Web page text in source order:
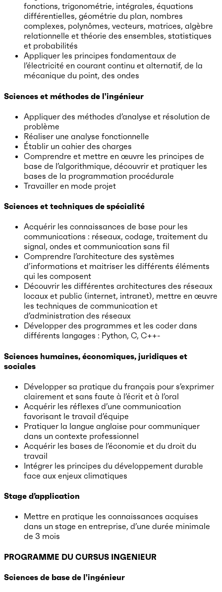
fonctions, trigonométrie, intégrales, équations
différentielles, géométrie du plan, nombres
complexes, polynômes, vecteurs, matrices, algèbre
relationnelle et théorie des ensembles, statistiques
et probabilités
Appliquer les principes fondamentaux de
l’électricité en courant continu et alternatif, de la
mécanique du point, des ondes
Sciences et méthodes de l'ingénieur
Appliquer des méthodes d’analyse et résolution de
problème
Réaliser une analyse fonctionnelle
Établir un cahier des charges
Comprendre et mettre en œuvre les principes de
base de l’algorithmique, découvrir et pratiquer les
bases de la programmation procédurale
Travailler en mode projet
Sciences et techniques de spécialité
Acquérir les connaissances de base pour les
communications : réseaux, codage, traitement du
signal, ondes et communication sans fil
Comprendre l’architecture des systèmes
d’informations et maitriser les différents éléments
qui les composent
Découvrir les différentes architectures des réseaux
locaux et public (internet, intranet), mettre en œuvre
les techniques de communication et
d’administration des réseaux
Développer des programmes et les coder dans
différents langages : Python, C, C++-
Sciences humaines, économiques, juridiques et
sociales
Développer sa pratique du français pour s’exprimer
clairement et sans faute à l’écrit et à l’oral
Acquérir les réflexes d’une communication
favorisant le travail d’équipe
Pratiquer la langue anglaise pour communiquer
dans un contexte professionnel
Acquérir les bases de l’économie et du droit du
travail
Intégrer les principes du développement durable
face aux enjeux climatiques
Stage d’application
Mettre en pratique les connaissances acquises
dans un stage en entreprise, d’une durée minimale
de 3 mois
PROGRAMME DU CURSUS INGENIEUR
Sciences de base de l'ingénieur